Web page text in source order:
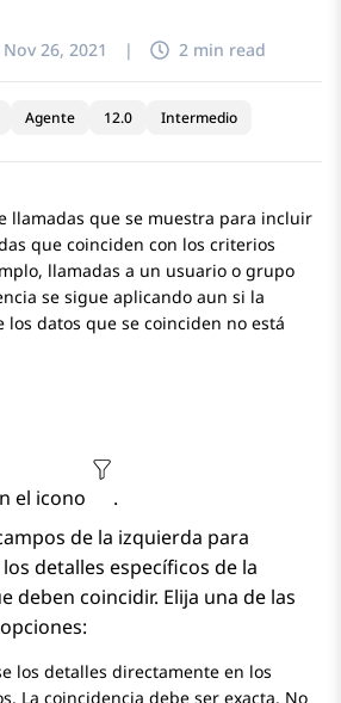
Nov 26, 2021 | 2 min read
Agente 12.0 Intermedio
llamadas que se muestra para incluir
que coinciden con los criterios
llamadas a un usuario o grupo
se sigue aplicando aun si la
datos que se coinciden no está
el icono
.
de la izquierda para
detalles específicos de la
deben coincidir. Elija una de las
los detalles directamente en los
La coincidencia debe ser exacta. No